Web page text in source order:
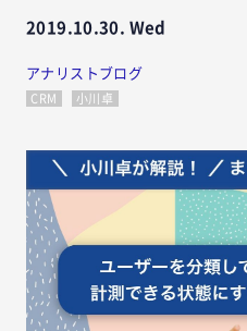
2019.10.30. Wed
アナリストブログ
CRM 小川卓